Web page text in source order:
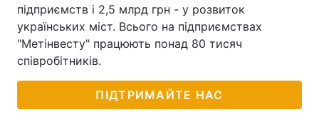
підприємств і 2,5 млрд грн - у розвиток
українських міст. Всього на підприємствах
"Метінвесту" працюють понад 80 тисяч
співробітників.
ПІДТРИМАЙТЕ НАС